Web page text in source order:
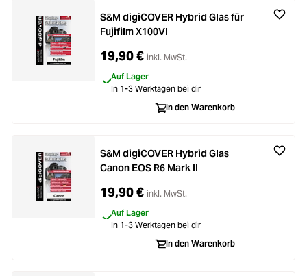
S&M digiCOVER Hybrid Glas für
Fujifilm X100VI
19,90 € inkl. MwSt.
Auf Lager
In 1-3 Werktagen bei dir
In den Warenkorb
S&M digiCOVER Hybrid Glas
Canon EOS R6 Mark II
19,90 € inkl. MwSt.
Auf Lager
In 1-3 Werktagen bei dir
In den Warenkorb